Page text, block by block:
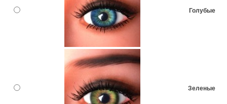
Голубые
Зеленые